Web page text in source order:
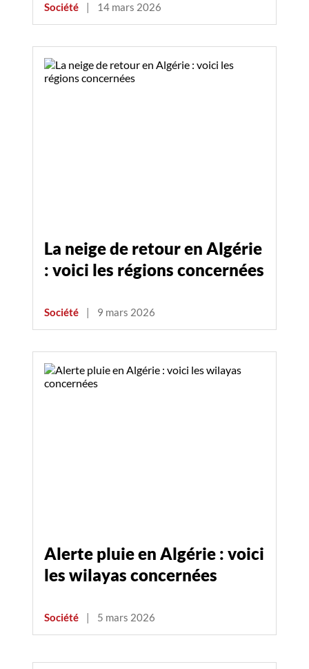
Société | 14 mars 2026
La neige de retour en Algérie
: voici les régions concernées
Société | 9 mars 2026
Alerte pluie en Algérie : voici
les wilayas concernées
Société | 5 mars 2026